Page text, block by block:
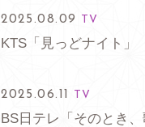
2025.08.09 TV
KTS「見っどナイト」
2025.06.11 TV
BS日テレ「そのとき